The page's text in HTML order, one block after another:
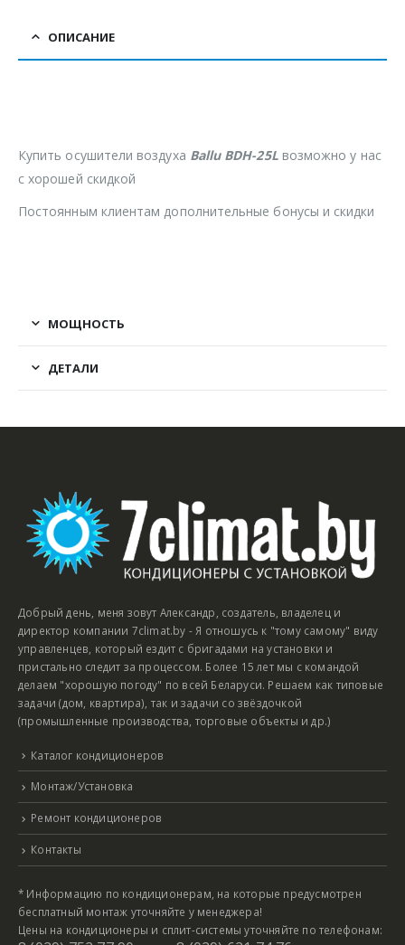
ОПИСАНИЕ
Купить осушители воздуха Ballu BDH-25Lвозможно у нас
с хорошей скидкой
Постоянным клиентам дополнительные бонусы и скидки
МОЩНОСТЬ
ДЕТАЛИ
Добрый день, меня зовут Александр, создатель, владелец и
директор компании 7climat.by - Я отношусь к "тому самому" виду
управленцев, который ездит с бригадами на установки и
пристально следит за процессом. Более 15 лет мы с командой
делаем "хорошую погоду" по всей Беларуси. Решаем как типовые
задачи (дом, квартира), так и задачи со звёздочкой
(промышленные производства, торговые объекты и др.)
Каталог кондиционеров
Монтаж/Установка
Ремонт кондиционеров
Контакты
* Информацию по кондиционерам, на которые предусмотрен
бесплатный монтаж уточняйте у менеджера!
Цены на кондиционеры и сплит-системы уточняйте по телефонам: